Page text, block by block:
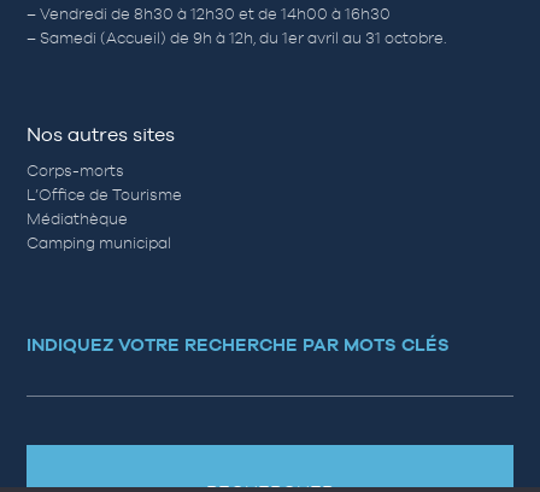
– Vendredi de 8h30 à 12h30 et de 14h00 à 16h30
– Samedi (Accueil) de 9h à 12h, du 1er avril au 31 octobre.
Nos autres sites
Corps-morts
L’Office de Tourisme
Médiathèque
Camping municipal
INDIQUEZ VOTRE RECHERCHE PAR MOTS CLÉS